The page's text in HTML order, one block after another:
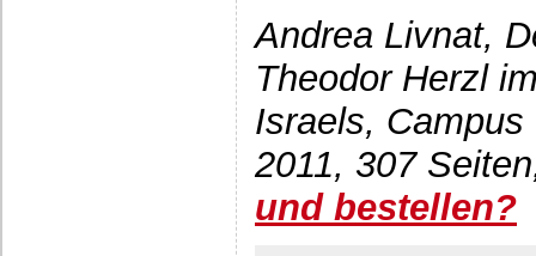
Andrea Livnat,
Theodor Herzl
Israels,
2011, 307
und bestellen?